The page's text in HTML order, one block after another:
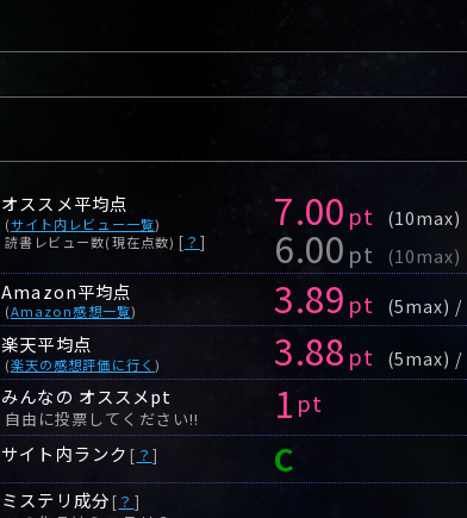
オススメ平均点
(サイト内レビュー一覧)
読書レビュー数(現在点数) [ ？ ]
7.00 pt (10max)
6.00 pt (10max)
Amazon平均点
(Amazon感想一覧) 3.89 pt (5max) /
楽天平均点
(楽天の感想評価に行く ) 3.88 pt (5max) /
みんなの オススメpt
自由に投票してください!! 1 pt
サイト内ランク [ ？ ] C
ミステリ成分 [ ？ ]